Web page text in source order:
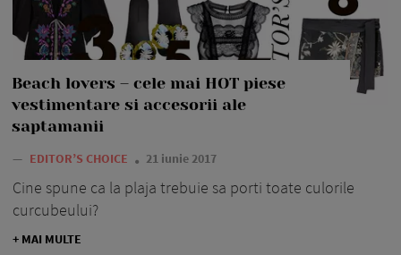
Beach lovers – cele mai HOT piese
vestimentare si accesorii ale
saptamanii
— EDITOR’S CHOICE 21 iunie 2017
Cine spune ca la plaja trebuie sa porti toate culorile
curcubeului?
+ MAI MULTE